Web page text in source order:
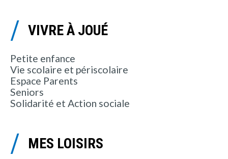
VIVRE À JOUÉ
Petite enfance
Vie scolaire et périscolaire
Espace Parents
Seniors
Solidarité et Action sociale
MES LOISIRS